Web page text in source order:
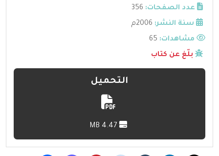
عدد الصفحات: 356
سنة النشر: 2006م
مشاهدات:
بلّغ عن كتاب
التحميل